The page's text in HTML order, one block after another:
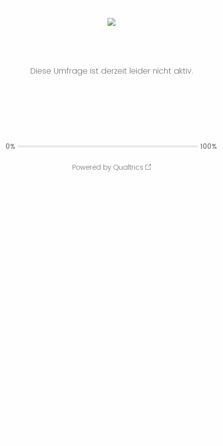
Diese Umfrage ist derzeit leider nicht aktiv.
0% 100%
Powered by Qualtrics